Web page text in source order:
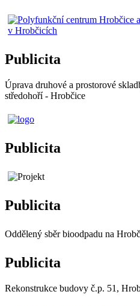
Publicita
Úprava druhové a prostorové
středohoří - Hrobčice
Publicita
Publicita
Oddělený sběr bioodpadu na
Publicita
Rekonstrukce budovy č.p. 51,